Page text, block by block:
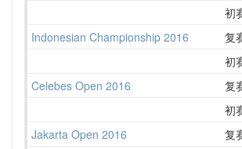
初
Indonesian Championship 2016
复
初
Celebes Open 2016
复
初
Jakarta Open 2016
复